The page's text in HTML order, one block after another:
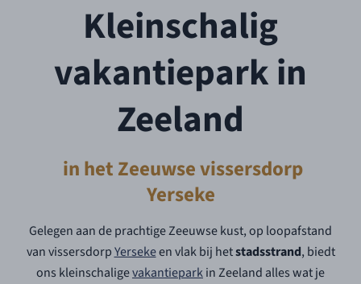
Kleinschalig
vakantiepark in
Zeeland
in het Zeeuwse vissersdorp
Yerseke
Gelegen aan de prachtige Zeeuwse kust, op loopafstand
van vissersdorpYersekeen vlak bij hetstadsstrand, biedt
ons kleinschaligevakantieparkin Zeeland alles wat je